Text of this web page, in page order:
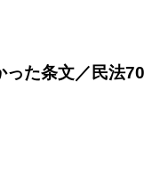
った条文／民法